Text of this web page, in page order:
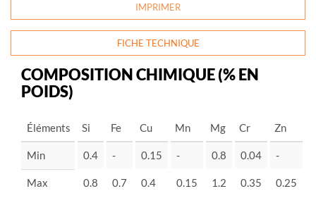
IMPRIMER
FICHE TECHNIQUE
COMPOSITION CHIMIQUE (% EN
POIDS)
Éléments Si Fe Cu Mn Mg Cr Zn
Min 0.4 - 0.15 - 0.8 0.04 -
Max 0.8 0.7 0.4 0.15 1.2 0.35 0.25